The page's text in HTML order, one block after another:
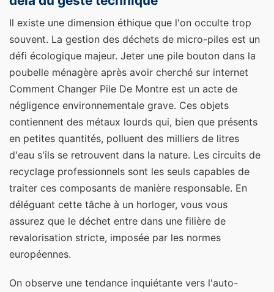
Il existe une dimension éthique que l'on occulte trop
souvent. La gestion des déchets de micro-piles est un
défi écologique majeur. Jeter une pile bouton dans la
poubelle ménagère après avoir cherché sur internet
Comment Changer Pile De Montre est un acte de
négligence environnementale grave. Ces objets
contiennent des métaux lourds qui, bien que présents
en petites quantités, polluent des milliers de litres
d'eau s'ils se retrouvent dans la nature. Les circuits de
recyclage professionnels sont les seuls capables de
traiter ces composants de manière responsable. En
déléguant cette tâche à un horloger, vous vous
assurez que le déchet entre dans une filière de
revalorisation stricte, imposée par les normes
européennes.
On observe une tendance inquiétante vers l'auto-